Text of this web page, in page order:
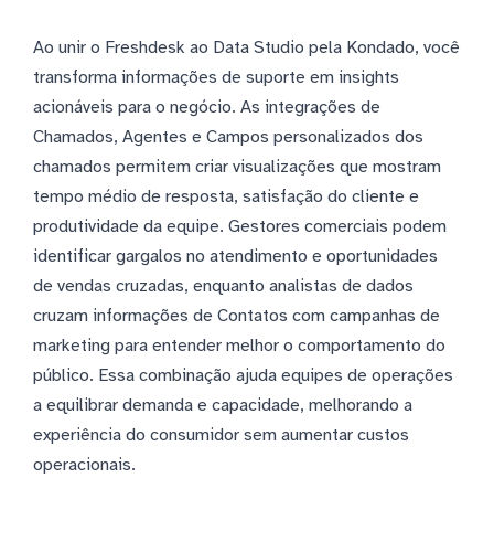
Ao unir o Freshdesk ao Data Studio pela Kondado, você
transforma informações de suporte em insights
acionáveis para o negócio. As integrações de
Chamados, Agentes e Campos personalizados dos
chamados permitem criar visualizações que mostram
tempo médio de resposta, satisfação do cliente e
produtividade da equipe. Gestores comerciais podem
identificar gargalos no atendimento e oportunidades
de vendas cruzadas, enquanto analistas de dados
cruzam informações de Contatos com campanhas de
marketing para entender melhor o comportamento do
público. Essa combinação ajuda equipes de operações
a equilibrar demanda e capacidade, melhorando a
experiência do consumidor sem aumentar custos
operacionais.